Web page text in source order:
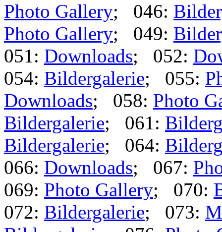
Photo Gallery; 046:
Photo Gallery; 049:
051: Downloads; 052:
054: Bildergalerie; 055:
Downloads; 058: Photo
Bildergalerie; 061:
Bildergalerie; 064:
066: Downloads; 067:
069: Photo Gallery; 070:
072: Bildergalerie; 073: